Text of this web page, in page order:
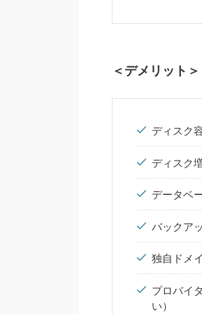
＜デメリット＞
ディスク
ディスク
データベ
バックア
独自ドメ
プロバイ
い）